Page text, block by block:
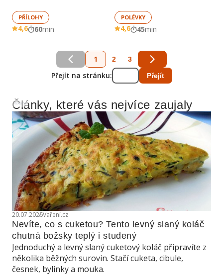
PŘÍLOHY
4,6 60min
POLÉVKY
4,6 45min
1 2 3
Přejít na stránku: Přejít
Reklama
Články, které vás nejvíce zaujaly
20.07.2026Vaření.cz
Nevíte, co s cuketou? Tento levný slaný koláč
chutná božsky teplý i studený
Jednoduchý a levný slaný cuketový koláč připravíte z
několika běžných surovin. Stačí cuketa, cibule,
česnek, bylinky a mouka.